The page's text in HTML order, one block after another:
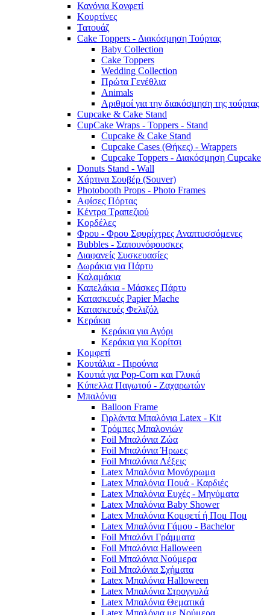
Κανόνια Κονφετί
Κουρτίνες
Τατουάζ
Cake Toppers - Διακόσμηση Τούρτας
Baby Collection
Cake Toppers
Wedding Collection
Πρώτα Γενέθλια
Animals
Αριθμοί για την διακόσμηση της τούρτας
Cupcake & Cake Stand
CupCake Wraps - Toppers - Stand
Cupcake & Cake Stand
Cupcake Cases (Θήκες) - Wrappers
Cupcake Toppers - Διακόσμηση Cupcake
Donuts Stand - Wall
Χάρτινα Σουβέρ (Souver)
Photobooth Props - Photo Frames
Αφίσες Πόρτας
Κέντρα Τραπεζιού
Κορδέλες
Φρου - Φρου Σφυρίχτρες Αναπτυσσόμενες
Bubbles - Σαπουνόφουσκες
Διαφανείς Συσκευασίες
Δωράκια για Πάρτυ
Καλαμάκια
Καπελάκια - Μάσκες Πάρτυ
Κατασκευές Papier Mache
Κατασκευές Φελιζόλ
Κεράκια
Κεράκια για Αγόρι
Κεράκια για Κορίτσι
Κομφετί
Κουτάλια - Πιρούνια
Κουτιά για Pop-Corn και Γλυκά
Κύπελλα Παγωτού - Ζαχαρωτών
Μπαλόνια
Balloon Frame
Γιρλάντα Μπαλόνια Latex - Kit
Τρόμπες Μπαλονιών
Foil Μπαλόνια Ζώα
Foil Μπαλόνια Ήρωες
Foil Μπαλόνια Λέξεις
Latex Μπαλόνια Μονόχρωμα
Latex Μπαλόνια Πουά - Καρδιές
Latex Μπαλόνια Ευχές - Μηνύματα
Latex Μπαλόνια Baby Shower
Latex Μπαλόνια Κομφετί ή Πομ Πομ
Latex Μπαλόνια Γάμου - Bachelor
Foil Μπαλόνι Γράμματα
Foil Μπαλόνια Halloween
Foil Μπαλόνια Νούμερα
Foil Μπαλόνια Σχήματα
Latex Μπαλόνια Halloween
Latex Μπαλόνια Στρογγυλά
Latex Μπαλόνια Θεματικά
Latex Μπαλόνια με Νούμερα